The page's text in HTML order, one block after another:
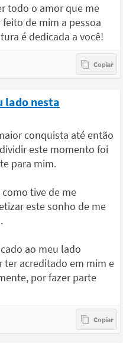
todo o amor que me
de mim a pessoa
é dedicada a você!
lado nesta
conquista até então
este momento foi
para mim.
tive de me
este sonho de me
ao meu lado
ter acreditado em mim e
por fazer parte